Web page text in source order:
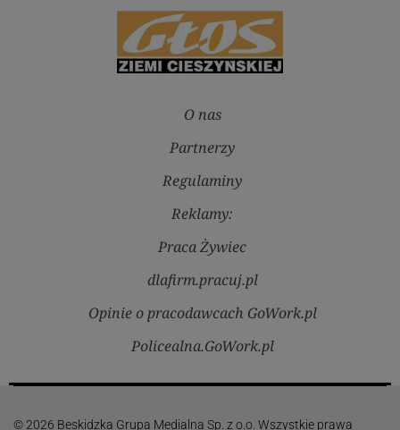
O nas
Partnerzy
Regulaminy
Reklamy:
Praca Żywiec
dlafirm.pracuj.pl
Opinie o pracodawcach GoWork.pl
Policealna.GoWork.pl
© 2026 Beskidzka Grupa Medialna Sp. z o.o. Wszystkie prawa